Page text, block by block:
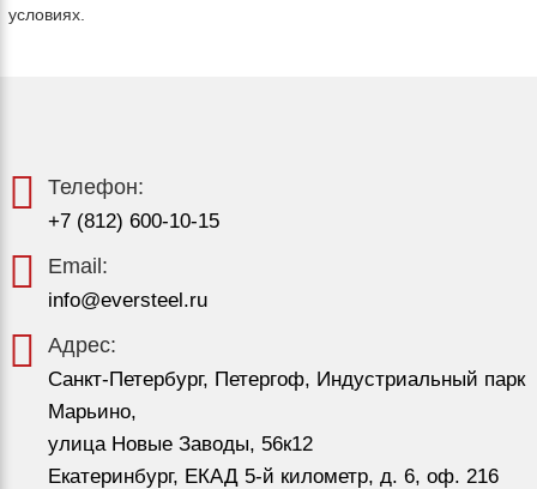
условиях.
Телефон:
+7 (812) 600-10-15
Email:
info@eversteel.ru
Адрес:
Санкт-Петербург, Петергоф, Индустриальный парк
Марьино,
улица Новые Заводы, 56к12
Екатеринбург, ЕКАД 5-й километр, д. 6, оф. 216